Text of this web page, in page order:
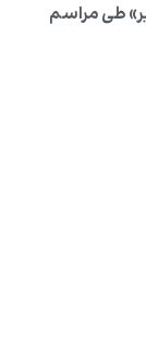
طی مراسم